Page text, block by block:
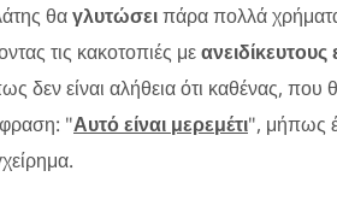
θαγλυτώσειπάρα πολλά
τις κακοτοπιές μεανειδίκευτους
δεν είναι αλήθεια ότι καθένας, που
"Αυτό είναι μερεμέτι", μήπως